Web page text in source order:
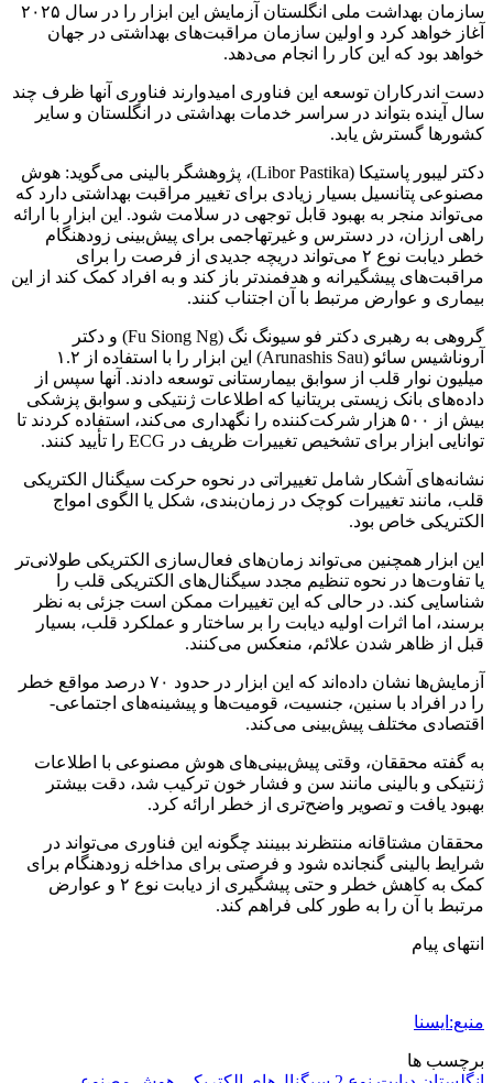
سازمان بهداشت ملی انگلستان آزمایش این ابزار را در سال ۲۰۲۵
آغاز خواهد کرد و اولین سازمان مراقبت‌های بهداشتی در جهان
خواهد بود که این کار را انجام می‌دهد.
دست اندرکاران توسعه این فناوری امیدوارند فناوری آنها ظرف چند
سال آینده بتواند در سراسر خدمات بهداشتی در انگلستان و سایر
کشورها گسترش یابد.
دکتر لیبور پاستیکا (Libor Pastika)، پژوهشگر بالینی می‌گوید: هوش
مصنوعی پتانسیل بسیار زیادی برای تغییر مراقبت بهداشتی دارد که
می‌تواند منجر به بهبود قابل توجهی در سلامت شود. این ابزار با ارائه
راهی ارزان، در دسترس و غیرتهاجمی برای پیش‌بینی زودهنگام
خطر دیابت نوع ۲ می‌تواند دریچه جدیدی از فرصت را برای
مراقبت‌های پیشگیرانه و هدفمندتر باز کند و به افراد کمک کند از این
بیماری و عوارض مرتبط با آن اجتناب کنند.
گروهی به رهبری دکتر فو سیونگ نگ (Fu Siong Ng) و دکتر
آروناشیس سائو (Arunashis Sau) این ابزار را با استفاده از ۱.۲
میلیون نوار قلب از سوابق بیمارستانی توسعه دادند. آنها سپس از
داده‌های بانک زیستی بریتانیا که اطلاعات ژنتیکی و سوابق پزشکی
بیش از ۵۰۰ هزار شرکت‌کننده را نگهداری می‌کند، استفاده کردند تا
توانایی ابزار برای تشخیص تغییرات ظریف در ECG را تأیید کنند.
نشانه‌های آشکار شامل تغییراتی در نحوه حرکت سیگنال الکتریکی
قلب، مانند تغییرات کوچک در زمان‌بندی، شکل یا الگوی امواج
الکتریکی خاص بود.
این ابزار همچنین می‌تواند زمان‌های فعال‌سازی الکتریکی طولانی‌تر
یا تفاوت‌ها در نحوه تنظیم مجدد سیگنال‌های الکتریکی قلب را
شناسایی کند. در حالی که این تغییرات ممکن است جزئی به نظر
برسند، اما اثرات اولیه دیابت را بر ساختار و عملکرد قلب، بسیار
قبل از ظاهر شدن علائم، منعکس می‌کنند.
آزمایش‌ها نشان داده‌اند که این ابزار در حدود ۷۰ درصد مواقع خطر
را در افراد با سنین، جنسیت، قومیت‌ها و پیشینه‌های اجتماعی-
اقتصادی مختلف پیش‌بینی می‌کند.
به گفته محققان، وقتی پیش‌بینی‌های هوش مصنوعی با اطلاعات
ژنتیکی و بالینی مانند سن و فشار خون ترکیب شد، دقت بیشتر
بهبود یافت و تصویر واضح‌تری از خطر ارائه کرد.
محققان مشتاقانه منتظرند ببینند چگونه این فناوری می‌تواند در
شرایط بالینی گنجانده شود و فرصتی برای مداخله زودهنگام برای
کمک به کاهش خطر و حتی پیشگیری از دیابت نوع ۲ و عوارض
مرتبط با آن را به طور کلی فراهم کند.
انتهای پیام
منبع:ایسنا
برچسب ها